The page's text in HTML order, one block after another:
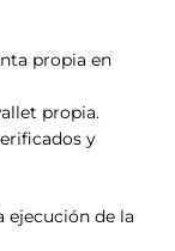
propia en
propia.
y
ejecución de la